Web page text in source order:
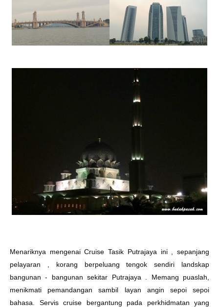
Menariknya mengenai Cruise Tasik Putrajaya ini , sepanjang
pelayaran , korang berpeluang tengok sendiri landskap
bangunan - bangunan sekitar Putrajaya . Memang puaslah,
menikmati pemandangan sambil layan angin sepoi sepoi
bahasa. Servis cruise bergantung pada perkhidmatan yang